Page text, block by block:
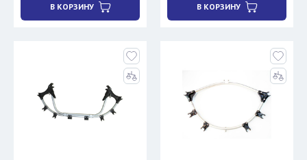
В КОРЗИНУ В КОРЗИНУ